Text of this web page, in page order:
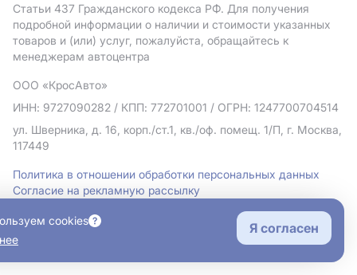
Статьи 437 Гражданского кодекса РФ. Для получения
подробной информации о наличии и стоимости указанных
товаров и (или) услуг, пожалуйста, обращайтесь к
менеджерам автоцентра
ООО «КросАвто»
ИНН: 9727090282 / КПП: 772701001 / ОГРН: 1247700704514
ул. Шверника, д. 16, корп./ст.1, кв./оф. помещ. 1/П, г. Москва,
117449
Политика в отношении обработки персональных данных
Согласие на рекламную рассылку
cookies
Я согласен